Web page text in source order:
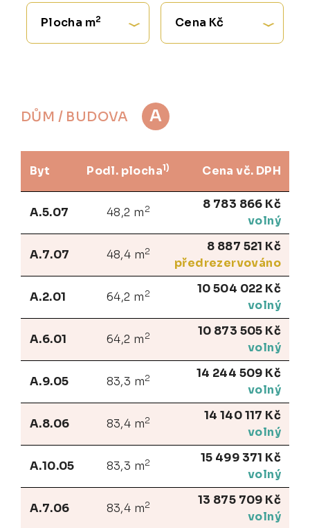
Plocha m2 Cena Kč
DŮM / BUDOVA A
Byt Podl. plocha1) Cena vč. DPH
A.5.07 48,2 m 2
8 783 866 Kč
volný
A.7.07 48,4 m2
8 887 521 Kč
předrezervováno
A.2.01 64,2 m 2
10 504 022 Kč
volný
A.6.01 64,2 m 2
10 873 505 Kč
volný
A.9.05 83,3 m2
14 244 509 Kč
volný
A.8.06 83,4 m2
14 140 117 Kč
volný
A.10.05 83,3 m2
15 499 371 Kč
volný
A.7.06 83,4 m2
13 875 709 Kč
volný